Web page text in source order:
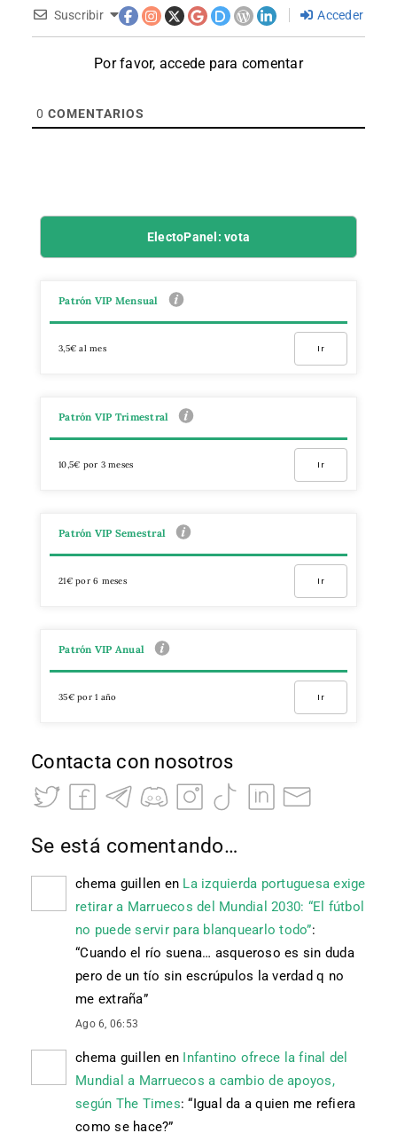
Suscribir Acceder
Por favor, accede para comentar
0 COMENTARIOS
ElectoPanel: vota
Patrón VIP Mensual
3,5€ al mes Ir
Patrón VIP Trimestral
10,5€ por 3 meses Ir
Patrón VIP Semestral
21€ por 6 meses Ir
Patrón VIP Anual
35€ por 1 año Ir
Contacta con nosotros
Se está comentando…
chema guillen en La izquierda portuguesa exige
retirar a Marruecos del Mundial 2030: “El fútbol
no puede servir para blanquearlo todo”:
“Cuando el río suena… asqueroso es sin duda
pero de un tío sin escrúpulos la verdad q no
me extraña”
Ago 6, 06:53
chema guillen en Infantino ofrece la final del
Mundial a Marruecos a cambio de apoyos,
según The Times: “Igual da a quien me refiera
como se hace?”